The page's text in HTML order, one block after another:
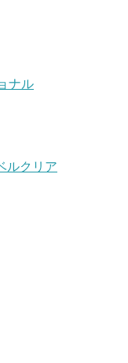
ナル
ルクリア